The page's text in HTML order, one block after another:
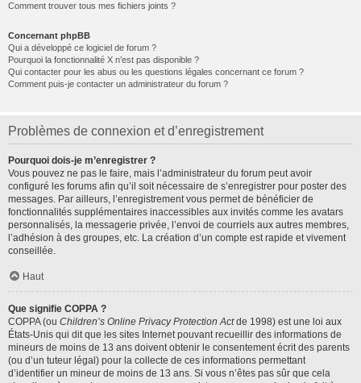
Comment trouver tous mes fichiers joints ?
Concernant phpBB
Qui a développé ce logiciel de forum ?
Pourquoi la fonctionnalité X n’est pas disponible ?
Qui contacter pour les abus ou les questions légales concernant ce forum ?
Comment puis-je contacter un administrateur du forum ?
Problèmes de connexion et d’enregistrement
Pourquoi dois-je m’enregistrer ?
Vous pouvez ne pas le faire, mais l’administrateur du forum peut avoir
configuré les forums afin qu’il soit nécessaire de s’enregistrer pour poster des
messages. Par ailleurs, l’enregistrement vous permet de bénéficier de
fonctionnalités supplémentaires inaccessibles aux invités comme les avatars
personnalisés, la messagerie privée, l’envoi de courriels aux autres membres,
l’adhésion à des groupes, etc. La création d’un compte est rapide et vivement
conseillée.
Haut
Que signifie COPPA ?
COPPA (ou Children’s Online Privacy Protection Actde 1998) est une loi aux
États-Unis qui dit que les sites Internet pouvant recueillir des informations de
mineurs de moins de 13 ans doivent obtenir le consentement écrit des parents
(ou d’un tuteur légal) pour la collecte de ces informations permettant
d’identifier un mineur de moins de 13 ans. Si vous n’êtes pas sûr que cela